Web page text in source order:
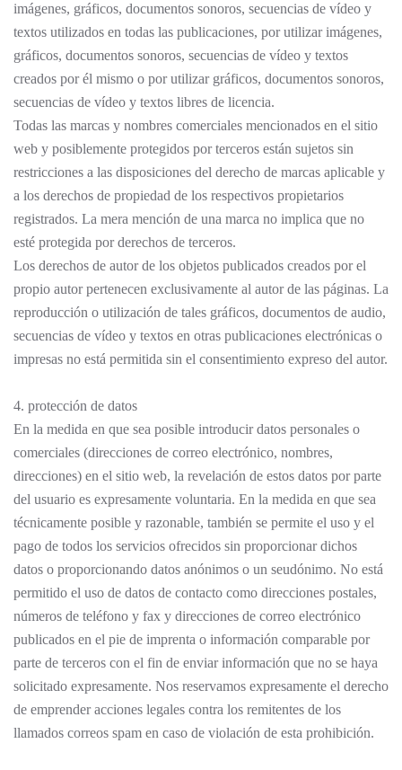
imágenes, gráficos, documentos sonoros, secuencias de vídeo y
textos utilizados en todas las publicaciones, por utilizar imágenes,
gráficos, documentos sonoros, secuencias de vídeo y textos
creados por él mismo o por utilizar gráficos, documentos sonoros,
secuencias de vídeo y textos libres de licencia.
Todas las marcas y nombres comerciales mencionados en el sitio
web y posiblemente protegidos por terceros están sujetos sin
restricciones a las disposiciones del derecho de marcas aplicable y
a los derechos de propiedad de los respectivos propietarios
registrados. La mera mención de una marca no implica que no
esté protegida por derechos de terceros.
Los derechos de autor de los objetos publicados creados por el
propio autor pertenecen exclusivamente al autor de las páginas. La
reproducción o utilización de tales gráficos, documentos de audio,
secuencias de vídeo y textos en otras publicaciones electrónicas o
impresas no está permitida sin el consentimiento expreso del autor.
4. protección de datos
En la medida en que sea posible introducir datos personales o
comerciales (direcciones de correo electrónico, nombres,
direcciones) en el sitio web, la revelación de estos datos por parte
del usuario es expresamente voluntaria. En la medida en que sea
técnicamente posible y razonable, también se permite el uso y el
pago de todos los servicios ofrecidos sin proporcionar dichos
datos o proporcionando datos anónimos o un seudónimo. No está
permitido el uso de datos de contacto como direcciones postales,
números de teléfono y fax y direcciones de correo electrónico
publicados en el pie de imprenta o información comparable por
parte de terceros con el fin de enviar información que no se haya
solicitado expresamente. Nos reservamos expresamente el derecho
de emprender acciones legales contra los remitentes de los
llamados correos spam en caso de violación de esta prohibición.